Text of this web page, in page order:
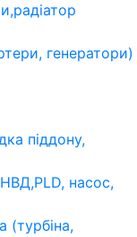
генератори)
піддону,
насос,
(турбіна,